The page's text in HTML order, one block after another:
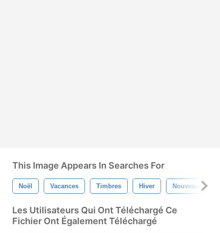
This Image Appears In Searches For
Noël Vacances Timbres Hiver Nouveau
Les Utilisateurs Qui Ont Téléchargé Ce
Fichier Ont Également Téléchargé